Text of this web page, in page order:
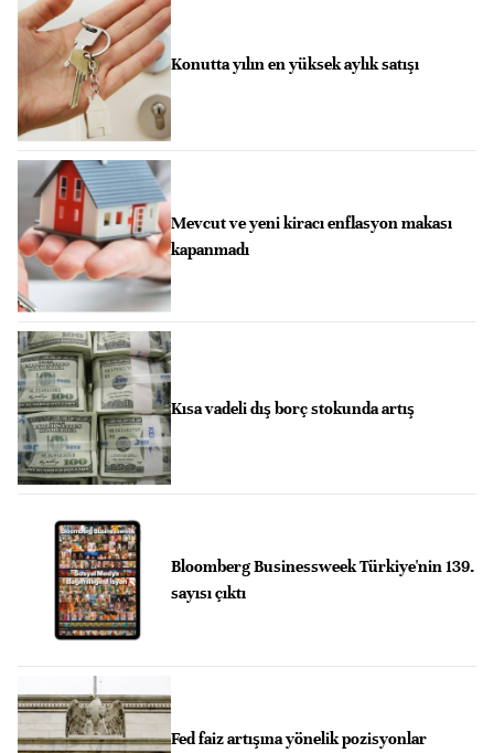
Konutta yılın en yüksek aylık satışı
Mevcut ve yeni kiracı enflasyon makası
kapanmadı
Kısa vadeli dış borç stokunda artış
Bloomberg Businessweek Türkiye'nin 139.
sayısı çıktı
Fed faiz artışına yönelik pozisyonlar